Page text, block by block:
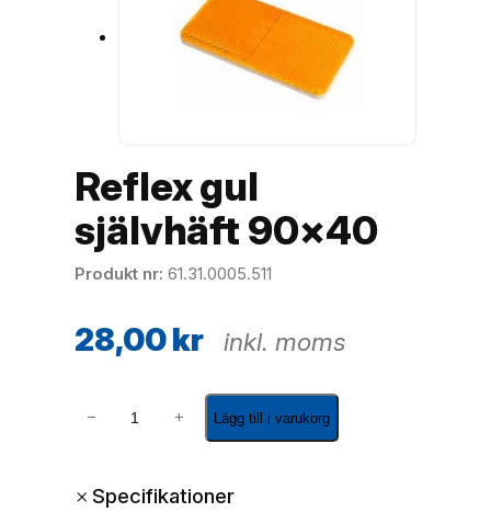
Reflex gul
självhäft 90×40
Produkt nr 61.31.0005.511
28,00kr inkl. moms
e
− + Lägg till i varukorg
+Specifikationer